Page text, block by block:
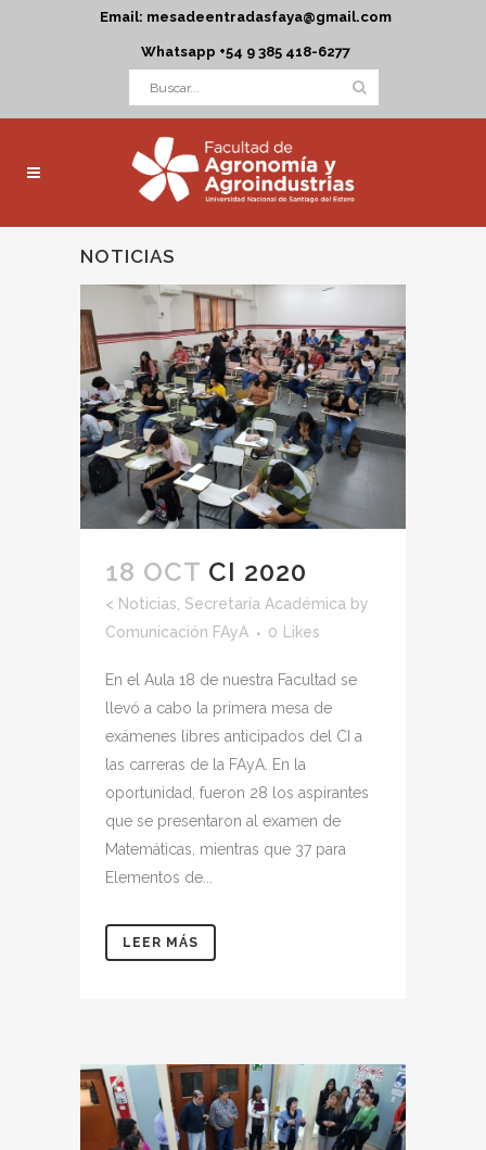
Email: mesadeentradasfaya@gmail.com
Whatsapp +54 9 385 418-6277
NOTICIAS
18 OCT CI 2020
< Noticias Secretaría Académica by
Comunicación FAyA
0 Likes
En el Aula 18 de nuestra Facultad se
llevó a cabo la primera mesa de
exámenes libres anticipados del CI a
las carreras de la FAyA. En la
oportunidad, fueron 28 los aspirantes
que se presentaron al examen de
Matemáticas, mientras que 37 para
Elementos de...
LEER MÁS